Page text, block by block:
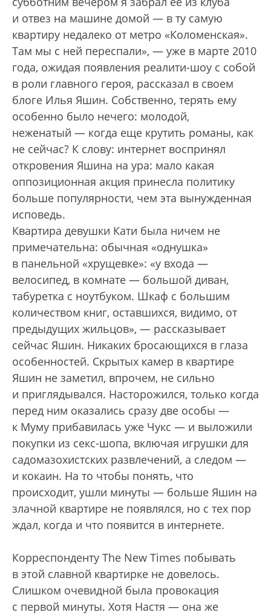
и отвез на машине домой — в ту самую
квартиру недалеко от метро «Коломенская».
Там мы с ней переспали», — уже в марте 2010
года, ожидая появления реалити-шоу с собой
в роли главного героя, рассказал в своем
блоге Илья Яшин. Собственно, терять ему
особенно было нечего: молодой,
неженатый — когда еще крутить романы, как
не сейчас? К слову: интернет воспринял
откровения Яшина на ура: мало какая
оппозиционная акция принесла политику
больше популярности, чем эта вынужденная
исповедь.
Квартира девушки Кати была ничем не
примечательна: обычная «однушка»
в панельной «хрущевке»: «у входа —
велосипед, в комнате — большой диван,
табуретка с ноутбуком. Шкаф с большим
количеством книг, оставшихся, видимо, от
предыдущих жильцов», — рассказывает
сейчас Яшин. Никаких бросающихся в глаза
особенностей. Скрытых камер в квартире
Яшин не заметил, впрочем, не сильно
и приглядывался. Насторожился, только когда
перед ним оказались сразу две особы —
к Муму прибавилась уже Чукс — и выложили
покупки из секс-шопа, включая игрушки для
садомазохистских развлечений, а следом —
и кокаин. На то чтобы понять, что
происходит, ушли минуты — больше Яшин на
злачной квартире не появлялся, но с тех пор
ждал, когда и что появится в интернете.
Корреспонденту The New Times побывать
в этой славной квартирке не довелось.
Слишком очевидной была провокация
с первой минуты. Хотя Настя — она же